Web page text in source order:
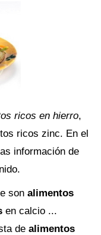
ricos en hierro,
ricos zinc. En el
información de
son alimentos
en calcio ...
de alimentos